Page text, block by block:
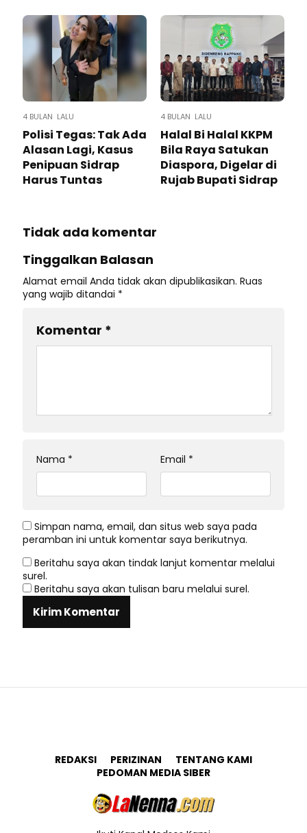
4 BULAN LALU
Polisi Tegas: Tak Ada
Alasan Lagi, Kasus
Penipuan Sidrap
Harus Tuntas
4 BULAN LALU
Halal Bi Halal KKPM
Bila Raya Satukan
Diaspora, Digelar di
Rujab Bupati Sidrap
Tidak ada komentar
Tinggalkan Balasan
Alamat email Anda tidak akan dipublikasikan. Ruas
yang wajib ditandai *
Komentar *
Nama * Email *
Simpan nama, email, dan situs web saya pada
peramban ini untuk komentar saya berikutnya.
Beritahu saya akan tindak lanjut komentar melalui
surel.
Beritahu saya akan tulisan baru melalui surel.
REDAKSI PERIZINAN
TENTANG KAMI
PEDOMAN MEDIA SIBER